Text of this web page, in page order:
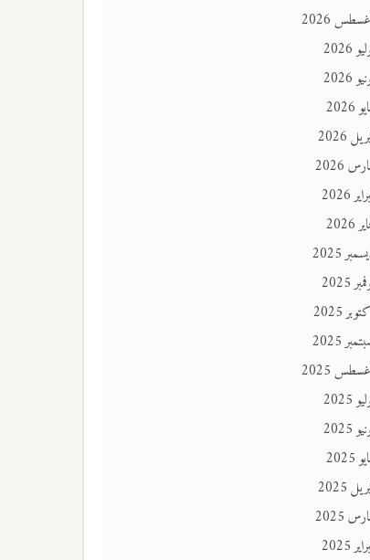
2026
2026
2026
2026
2026
2026
2026
2026
2025
2025
2025
2025
2025
2025
2025
2025
2025
2025
2025